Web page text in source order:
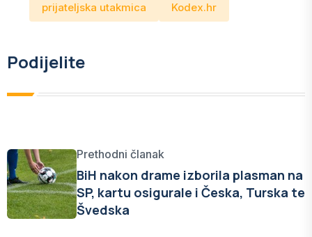
prijateljska utakmica Kodex.hr
Podijelite
Prethodni članak
BiH nakon drame izborila plasman na
SP, kartu osigurale i Česka, Turska te
Švedska